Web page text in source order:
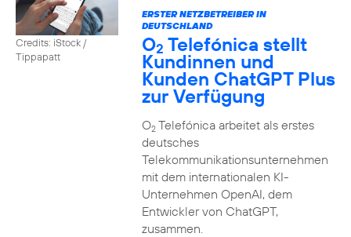
Credits: iStock /
Tippapatt
ERSTER NETZBETREIBER IN
DEUTSCHLAND
O2 Telefónica stellt
Kundinnen und
Kunden ChatGPT Plus
zur Verfügung
O2Telefónica arbeitet als erstes
deutsches
Telekommunikationsunternehmen
mit dem internationalen KI-
Unternehmen OpenAI, dem
Entwickler von ChatGPT,
zusammen.